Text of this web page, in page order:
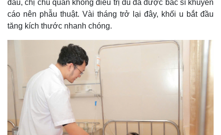
Thế giới
Quan sát
Cuộc sống đó đây
Hồ sơ
Ảnh
E-Magazine
đau, chị chủ quan không điều trị dù đã được bác sĩ khuyến
cáo nên phẫu thuật. Vài tháng trở lại đây, khối u bắt đầu
tăng kích thước nhanh chóng.